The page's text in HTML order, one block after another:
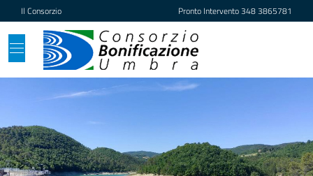
Vai ai contenuti
Vai al footer
Il Consorzio Pronto Intervento348 3865781